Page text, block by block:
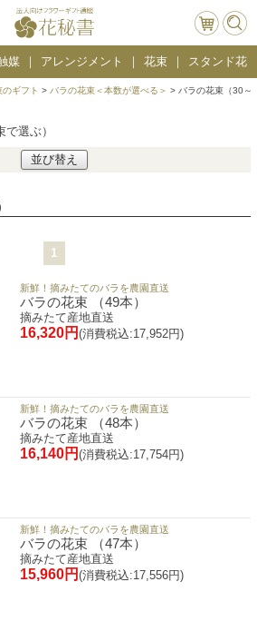
媒 アレンジメント 花束 スタンド花
のギフト > バラの花束＜本数が選べる＞ > バラの花束（30～
選ぶ）
並び替え
1
新鮮！摘みたてのバラを農園直送
バラの花束 （49本）
摘みたて産地直送
16,320円 (消費税込:17,952円)
新鮮！摘みたてのバラを農園直送
バラの花束 （48本）
摘みたて産地直送
16,140円 (消費税込:17,754円)
新鮮！摘みたてのバラを農園直送
バラの花束 （47本）
摘みたて産地直送
15,960円 (消費税込:17,556円)